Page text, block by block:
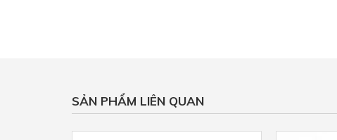
SẢN PHẨM LIÊN QUAN